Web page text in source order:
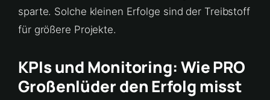
sparte. Solche kleinen Erfolge sind der Treibstoff
für größere Projekte.
KPIs und Monitoring: Wie PRO
Großenlüder den Erfolg misst